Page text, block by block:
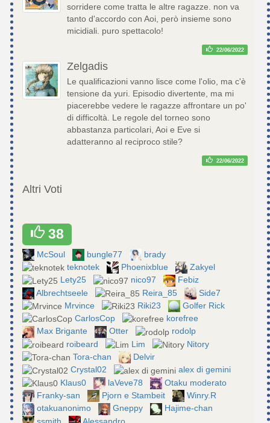
sorridere come tratta le altre ragazze. non va
tanto d'accordo con Aoi, però insieme sono
micidiali. puro spettacolo!
22/06/2022
Zelgadis
Le qualificazioni vanno lisce come l'olio, ma c'è
tensione da yuri. Episodio divertente, ma mi
piacerebbe vedere le ragazze affrontare un po'
di difficoltà. Le regole del torneo sono
abbastanza particolari, Aoi e Eve si
adatteranno al reciproco stile?
22/06/2022
Altri Voti
38
McSoul bungle77
brady
teknotek
Phoenixblue
Zakyel
Lety25
nico97
Febiz
Albrechtseele
Reira_85
Side7
Mrvince
Riki23
Golfer Rick
CarlosCop
korefree
Max Brigante
Otter
rodolp
roibeard
Lim
Nitory
Tora-chan
Delvir
Crystal02
alex di gemini
Klaus0
laVeve78
Otaku moderato
Franky-san
Pjorn e Stambeit
Winry.R
otakuanonimo
Gneppy
Hajime-chan
ssmith
Alessandro